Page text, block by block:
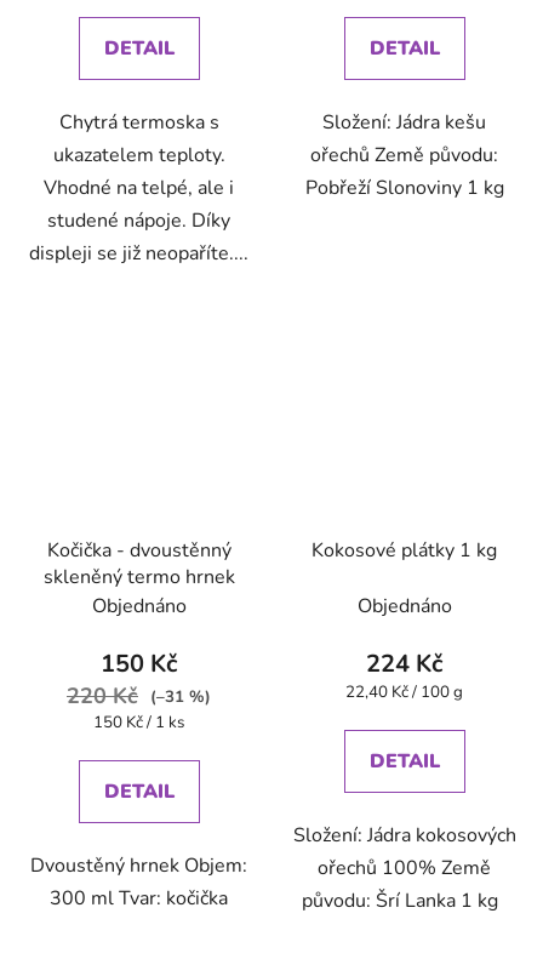
DETAIL
Chytrá termoska s
ukazatelem teploty.
Vhodné na telpé, ale i
studené nápoje. Díky
displeji se již neopaříte....
DETAIL
Složení: Jádra kešu
ořechů Země původu:
Pobřeží Slonoviny 1 kg
Kočička - dvoustěnný
skleněný termo hrnek
Objednáno
150 Kč
220 Kč
(–31 %)
Měrná
150 Kč / 1 ks
DETAIL
Dvoustěný hrnek Objem:
300 ml Tvar: kočička
Kokosové plátky 1 kg
Objednáno
224 Kč
Měrná
22,40 Kč / 100 g
DETAIL
Složení: Jádra kokosových
ořechů 100% Země
původu: Šrí Lanka 1 kg